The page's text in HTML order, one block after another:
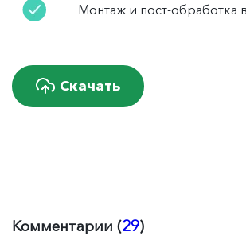
Монтаж и пост-обработка
Скачать
Комментарии (29)